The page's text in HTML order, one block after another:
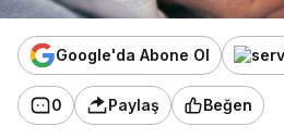
Google'da Abone Ol
0 Paylaş Beğen